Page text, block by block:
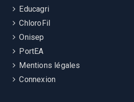
Educagri
ChloroFil
Onisep
PortEA
Mentions légales
Connexion